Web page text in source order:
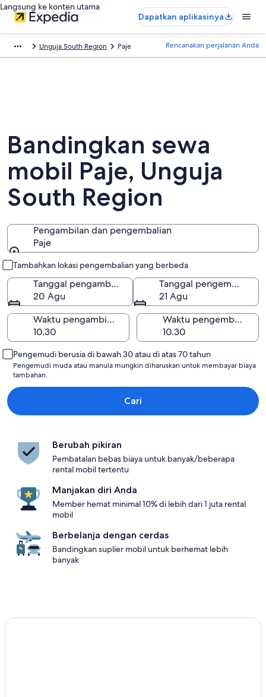
Langsung ke konten utama
Dapatkan aplikasinya
Unguja South Region Paje Rencanakan perjalanan Anda
Bandingkan sewa
mobil Paje, Unguja
South Region
Pengambilan dan pengembalian
Paje
Tambahkan lokasi pengembalian yang berbeda
Tanggal pengambilan
20 Agu
Tanggal pengembalian
21 Agu
Waktu pengambilan
Waktu pengembalian
Pengemudi berusia di bawah 30 atau di atas 70 tahun
Pengemudi muda atau manula mungkin diharuskan untuk membayar biaya
tambahan.
Cari
Berubah pikiran
Pembatalan bebas biaya untuk banyak/beberapa
rental mobil tertentu
Manjakan diri Anda
Member hemat minimal 10% di lebih dari 1 juta rental
mobil
Berbelanja dengan cerdas
Bandingkan suplier mobil untuk berhemat lebih
banyak